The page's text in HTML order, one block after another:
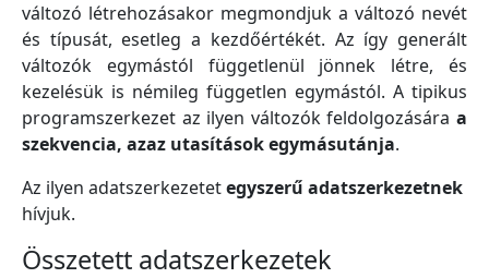
változó létrehozásakor megmondjuk a változó nevét
és típusát, esetleg a kezdőértékét. Az így generált
változók egymástól függetlenül jönnek létre, és
kezelésük is némileg független egymástól. A tipikus
programszerkezet az ilyen változók feldolgozására a
szekvencia, azaz utasítások egymásutánja.
Az ilyen adatszerkezetetegyszerű adatszerkezetnek
hívjuk.
Összetett adatszerkezetek